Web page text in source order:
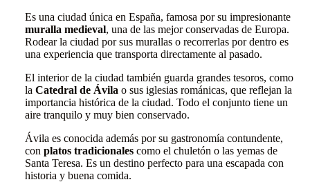
Es una ciudad única en España, famosa por su impresionante
muralla medieval, una de las mejor conservadas de Europa.
Rodear la ciudad por sus murallas o recorrerlas por dentro es
una experiencia que transporta directamente al pasado.
El interior de la ciudad también guarda grandes tesoros, como
la Catedral de Ávila o sus iglesias románicas, que reflejan la
importancia histórica de la ciudad. Todo el conjunto tiene un
aire tranquilo y muy bien conservado.
Ávila es conocida además por su gastronomía contundente,
con platos tradicionales como el chuletón o las yemas de
Santa Teresa. Es un destino perfecto para una escapada con
historia y buena comida.